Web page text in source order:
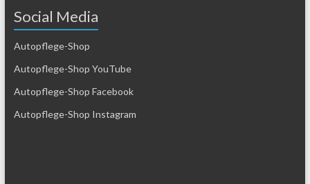
Social Media
Autopflege-Shop
Autopflege-Shop YouTube
Autopflege-Shop Facebook
Autopflege-Shop Instagram